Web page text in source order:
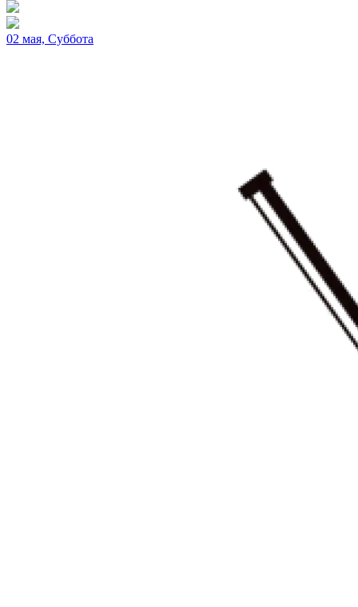
02 мая, Суббота